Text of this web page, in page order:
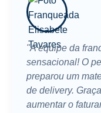
"A equipe da
sensacional! O
preparou um
de delivery.
aumentar o